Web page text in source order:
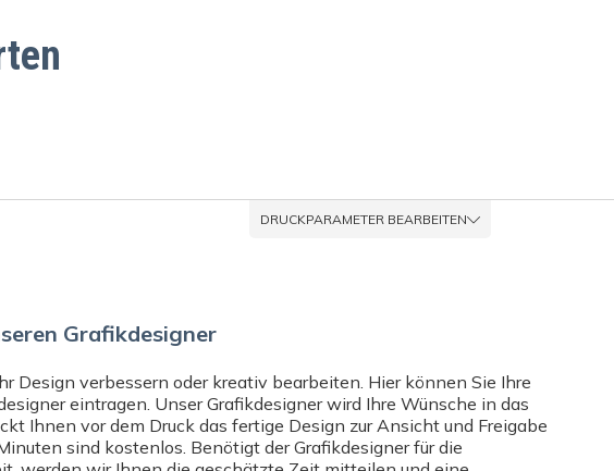
Sie uns an unter+43 670 301 9461oder
perOnline-Chat, Mo-Fr 8-16:30. Wir
und beantworten alle Ihre Fragen.
Liefermöglichkeiten
DRUCKPARAMETER BEARBEITEN
Grafikdesigner
Design verbessern oder kreativ bearbeiten. Hier können Sie Ihre
eintragen. Unser Grafikdesigner wird Ihre Wünsche in das
Ihnen vor dem Druck das fertige Design zur Ansicht und Freigabe
sind kostenlos. Benötigt der Grafikdesigner für die